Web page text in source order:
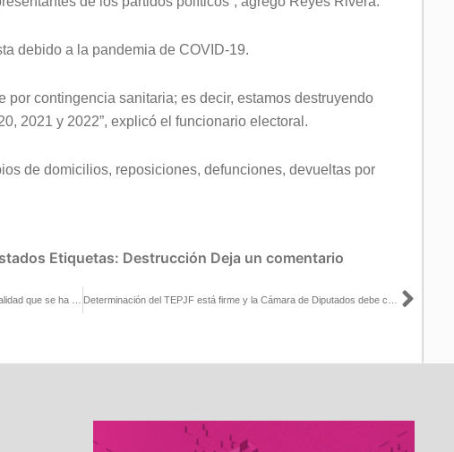
debido a la pandemia de COVID-19.
por contingencia sanitaria; es decir, estamos destruyendo
2021 y 2022”, explicó el funcionario electoral.
de domicilios, reposiciones, defunciones, devueltas por
Etiquetas: Destrucción Deja un comentario